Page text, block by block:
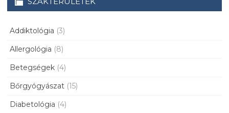
Addiktológia (3)
Allergológia (8)
Betegségek (4)
Bőrgyógyászat (15)
Diabetológia (4)